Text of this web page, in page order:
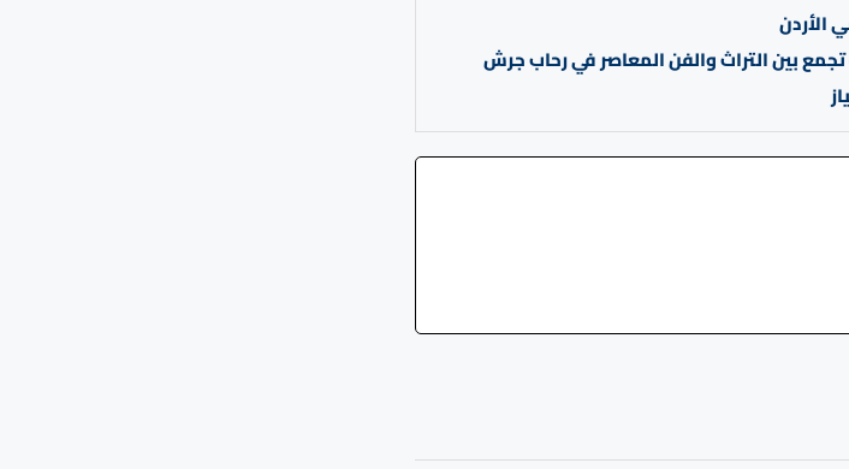
بين التراث والفن المعاصر في رحاب جرش